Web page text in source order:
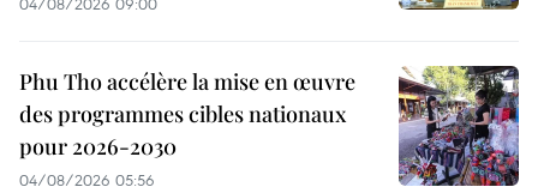
Phu Tho accélère la mise en œuvre
des programmes cibles nationaux
pour 2026-2030
04/08/2026 05:56